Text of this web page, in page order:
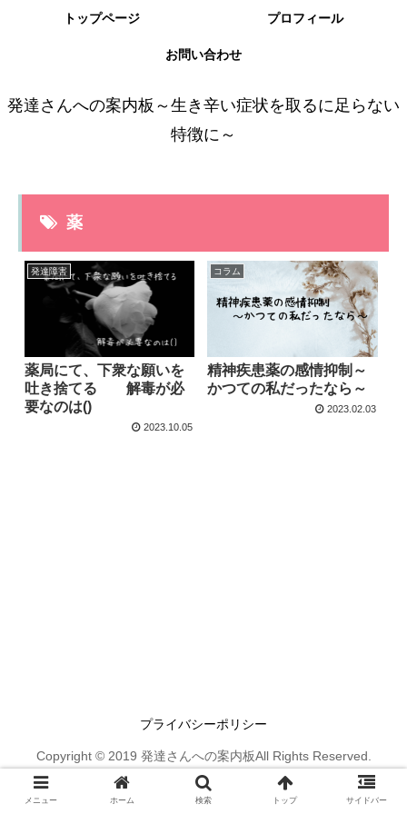
発達さんへの案内板～生き辛い症状を取るに足らない
特徴に～
トップページ プロフィール
お問い合わせ
薬
発達障害
薬局にて、下衆な願いを
吐き捨てる 解毒が必
要なのは()
2023.10.05
コラム
精神疾患薬の感情抑制～
かつての私だったなら～
2023.02.03
プライバシーポリシー
Copyright © 2019 発達さんへの案内板All Rights Reserved.
メニュー ホーム 検索 トップ サイドバー